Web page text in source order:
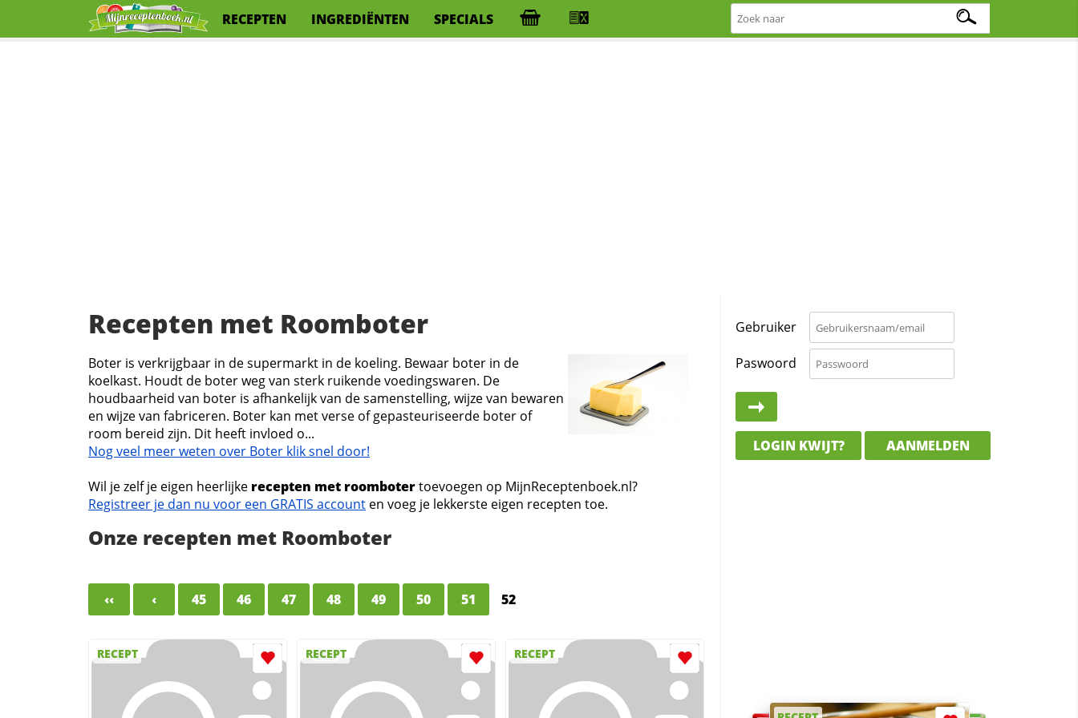
RECEPTEN INGREDIËNTEN SPECIALS
Recepten met Roomboter
Boter is verkrijgbaar in de supermarkt in de koeling. Bewaar boter in de
koelkast. Houdt de boter weg van sterk ruikende voedingswaren. De
houdbaarheid van boter is afhankelijk van de samenstelling, wijze van bewaren
en wijze van fabriceren. Boter kan met verse of gepasteuriseerde boter of
room bereid zijn. Dit heeft invloed o...
Nog veel meer weten over Boter klik snel door!
Wil je zelf je eigen heerlijke recepten met roombotertoevoegen op MijnReceptenboek.nl?
Registreer je dan nu voor een GRATIS account en voeg je lekkerste eigen recepten toe.
Onze recepten met Roomboter
‹‹ ‹ 45 46 47 48 49 50 51 52
RECEPT RECEPT RECEPT
Gebruiker
Paswoord
LOGIN KWIJT? AANMELDEN